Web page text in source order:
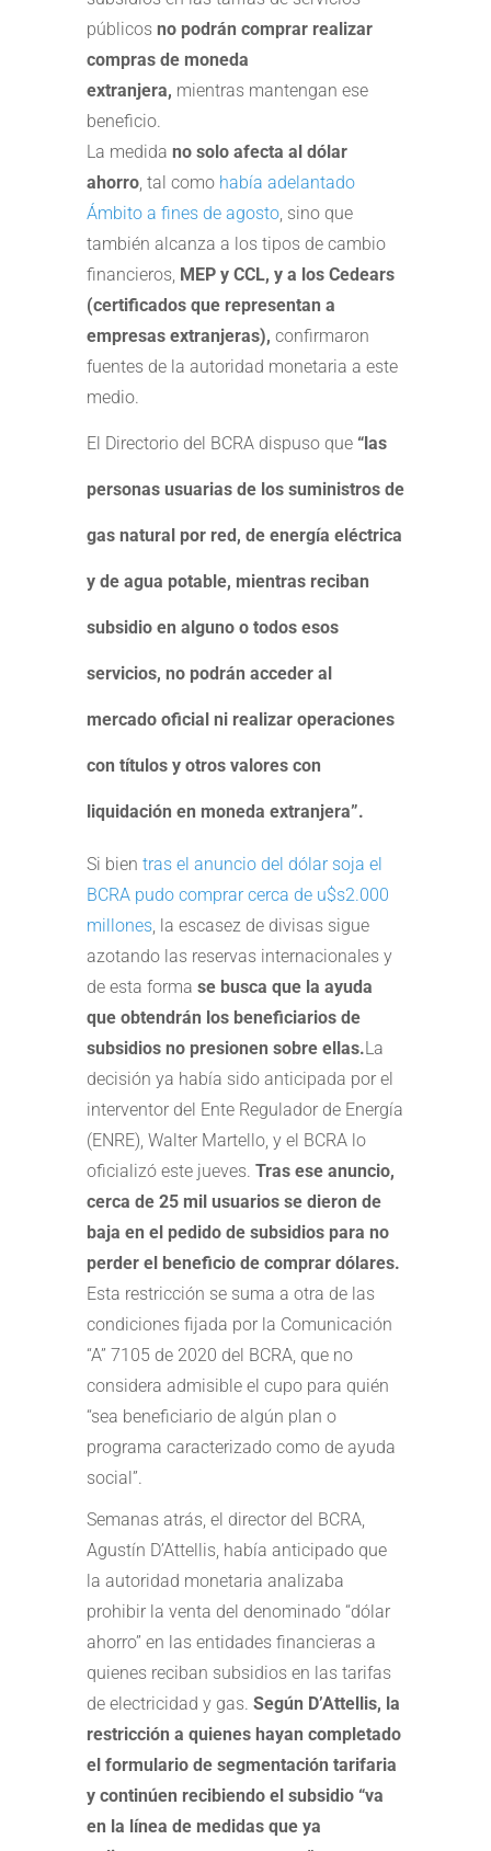
públicos no podrán comprar realizar
compras de moneda
extranjera, mientras mantengan ese
beneficio.
La medida no solo afecta al dólar
ahorro, tal como había adelantado
Ámbito a fines de agosto, sino que
también alcanza a los tipos de cambio
financieros, MEP y CCL, y a los Cedears
(certificados que representan a
empresas extranjeras), confirmaron
fuentes de la autoridad monetaria a este
medio.
El Directorio del BCRA dispuso que “las
personas usuarias de los suministros de
gas natural por red, de energía eléctrica
y de agua potable, mientras reciban
subsidio en alguno o todos esos
servicios, no podrán acceder al
mercado oficial ni realizar operaciones
con títulos y otros valores con
liquidación en moneda extranjera”.
Si bien tras el anuncio del dólar soja el
BCRA pudo comprar cerca de u$s2.000
millones, la escasez de divisas sigue
azotando las reservas internacionales y
de esta forma se busca que la ayuda
que obtendrán los beneficiarios de
subsidios no presionen sobre ellas.La
decisión ya había sido anticipada por el
interventor del Ente Regulador de Energía
(ENRE), Walter Martello, y el BCRA lo
oficializó este jueves. Tras ese anuncio,
cerca de 25 mil usuarios se dieron de
baja en el pedido de subsidios para no
perder el beneficio de comprar dólares.
Esta restricción se suma a otra de las
condiciones fijada por la Comunicación
“A” 7105 de 2020 del BCRA, que no
considera admisible el cupo para quién
“sea beneficiario de algún plan o
programa caracterizado como de ayuda
social”.
Semanas atrás, el director del BCRA,
Agustín D’Attellis, había anticipado que
la autoridad monetaria analizaba
prohibir la venta del denominado “dólar
ahorro” en las entidades financieras a
quienes reciban subsidios en las tarifas
de electricidad y gas. Según D’Attellis, la
restricción a quienes hayan completado
el formulario de segmentación tarifaria
y continúen recibiendo el subsidio “va
en la línea de medidas que ya